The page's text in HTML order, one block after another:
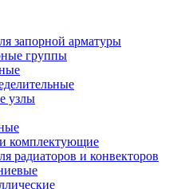
запорной арматуры
группы
узлы
комплектующие
радиаторов и конвекторов